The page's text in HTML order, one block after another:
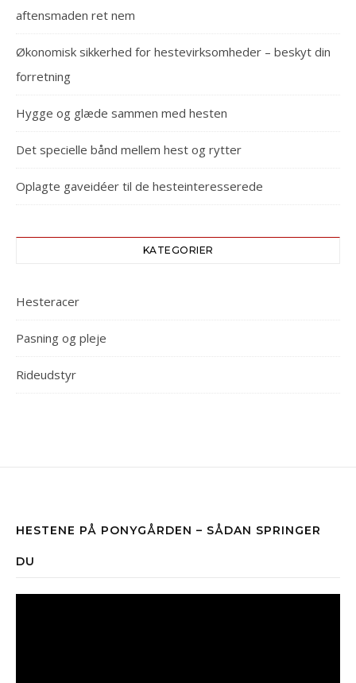
aftensmaden ret nem
Økonomisk sikkerhed for hestevirksomheder – beskyt din
forretning
Hygge og glæde sammen med hesten
Det specielle bånd mellem hest og rytter
Oplagte gaveidéer til de hesteinteresserede
KATEGORIER
Hesteracer
Pasning og pleje
Rideudstyr
HESTENE PÅ PONYGÅRDEN – SÅDAN SPRINGER
DU